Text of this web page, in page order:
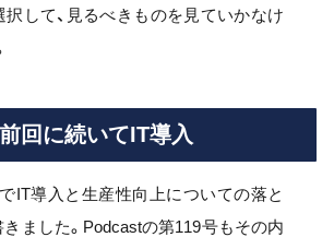
択して、見るべきものを見ていかなけ
前回に続いてIT導入
IT導入と生産性向上についての落と
きました。Podcastの第119号もその内